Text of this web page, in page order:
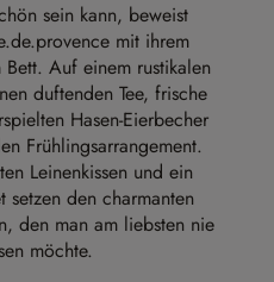
sein kann, beweist
mit ihrem
Auf einem rustikalen
duftenden Tee, frische
Hasen-Eierbecher
Frühlingsarrangement.
Leinenkissen und ein
setzen den charmanten
den man am liebsten nie
möchte.